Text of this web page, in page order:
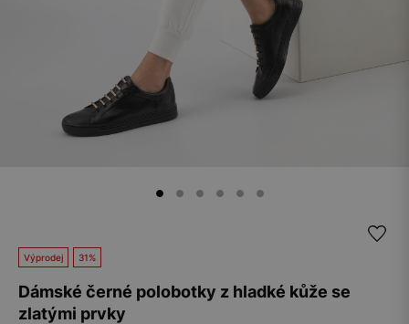
Výprodej 31%
Dámské černé polobotky z hladké kůže se
zlatými prvky